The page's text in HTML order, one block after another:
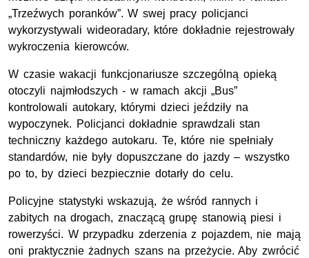
„Trzeźwych poranków”. W swej pracy policjanci
wykorzystywali wideoradary, które dokładnie rejestrowały
wykroczenia kierowców.
W czasie wakacji funkcjonariusze szczególną opieką
otoczyli najmłodszych - w ramach akcji „Bus”
kontrolowali autokary, którymi dzieci jeździły na
wypoczynek. Policjanci dokładnie sprawdzali stan
techniczny każdego autokaru. Te, które nie spełniały
standardów, nie były dopuszczane do jazdy – wszystko
po to, by dzieci bezpiecznie dotarły do celu.
Policyjne statystyki wskazują, że wśród rannych i
zabitych na drogach, znaczącą grupę stanowią piesi i
rowerzyści. W przypadku zderzenia z pojazdem, nie mają
oni praktycznie żadnych szans na przeżycie. Aby zwrócić